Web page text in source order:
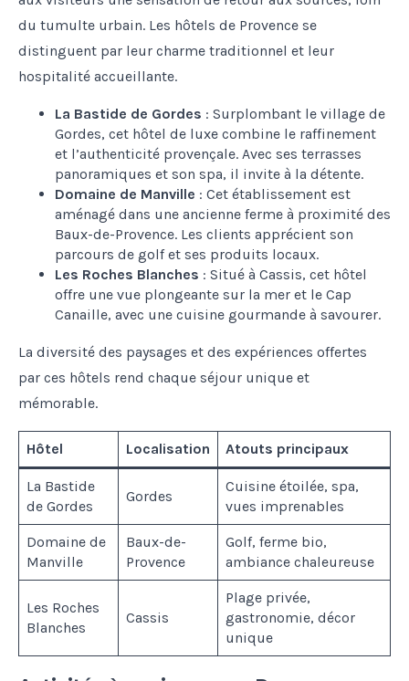
du tumulte urbain. Les hôtels de Provence se
distinguent par leur charme traditionnel et leur
hospitalité accueillante.
La Bastide de Gordes : Surplombant le village de
Gordes, cet hôtel de luxe combine le raffinement
et l’authenticité provençale. Avec ses terrasses
panoramiques et son spa, il invite à la détente.
Domaine de Manville : Cet établissement est
aménagé dans une ancienne ferme à proximité des
Baux-de-Provence. Les clients apprécient son
parcours de golf et ses produits locaux.
Les Roches Blanches : Situé à Cassis, cet hôtel
offre une vue plongeante sur la mer et le Cap
Canaille, avec une cuisine gourmande à savourer.
La diversité des paysages et des expériences offertes
par ces hôtels rend chaque séjour unique et
mémorable.
Hôtel Localisation Atouts principaux
La Bastide
de Gordes
Gordes
Cuisine étoilée, spa,
vues imprenables
Domaine de
Manville
Baux-de-
Provence
Golf, ferme bio,
ambiance chaleureuse
Les Roches
Blanches
Cassis
Plage privée,
gastronomie, décor
unique